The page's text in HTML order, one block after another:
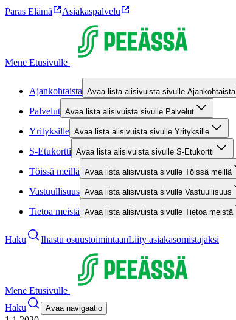
Paras Elämä Asiakaspalvelu
Mene Etusivulle
Ajankohtaista Avaa lista alisivuista sivulle Ajankohtaista
Palvelut Avaa lista alisivuista sivulle Palvelut
Yrityksille Avaa lista alisivuista sivulle Yrityksille
S-Etukortti Avaa lista alisivuista sivulle S-Etukortti
Töissä meillä Avaa lista alisivuista sivulle Töissä meillä
Vastuullisuus Avaa lista alisivuista sivulle Vastuullisuus
Tietoa meistä Avaa lista alisivuista sivulle Tietoa meistä
Haku Ihastu osuustoimintaanLiity asiakasomistajaksi
Mene Etusivulle
Haku
Avaa navigaatio